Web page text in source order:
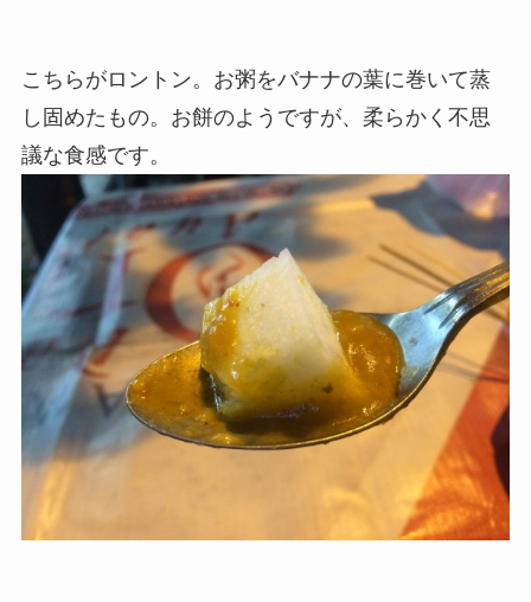
こちらがロントン。お粥をバナナの葉に巻いて蒸
し固めたもの。お餅のようですが、柔らかく不思
議な食感です。